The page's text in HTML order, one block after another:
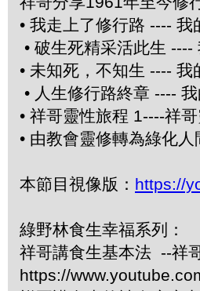
• 我走上了修行路 ----
• 破生死精采活此生
• 未知死，不知生 ----
• 人生修行路終章 ----
• 祥哥靈性旅程 1----祥
• 由教會靈修轉為綠化
本節目視像版： https://
綠野林食生幸福系列：
祥哥講食生基本法 --祥
https://